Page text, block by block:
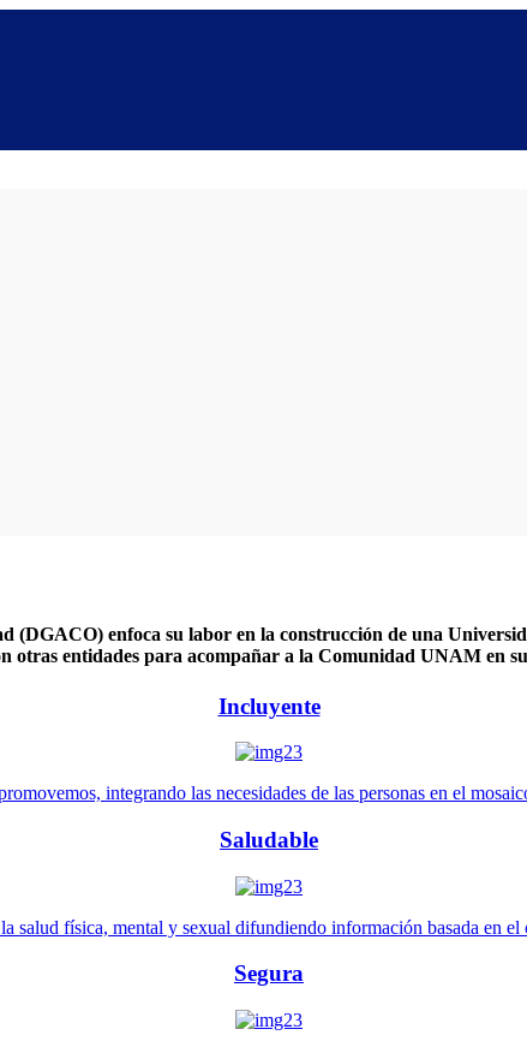
(DGACO) enfoca su labor en la construcción de una
otras entidades para acompañar a la Comunidad UNAM en
Incluyente
integrando las necesidades de las personas en el
Saludable
salud física, mental y sexual difundiendo información basada en
Segura